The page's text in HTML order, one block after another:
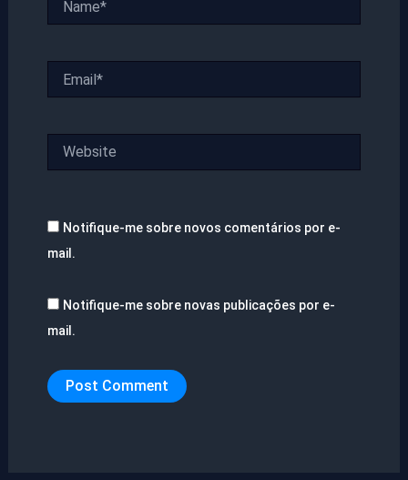
Notifique-me sobre novos comentários por e-
mail.
Notifique-me sobre novas publicações por e-
mail.